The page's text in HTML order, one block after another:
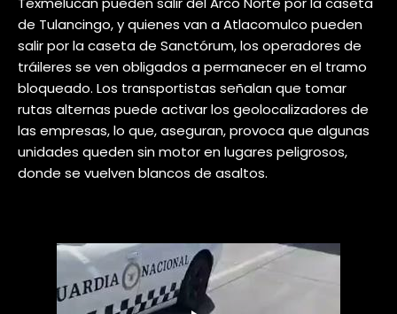
de Tulancingo, y quienes van a Atlacomulco pueden
salir por la caseta de Sanctórum, los operadores de
tráileres se ven obligados a permanecer en el tramo
bloqueado. Los transportistas señalan que tomar
rutas alternas puede activar los geolocalizadores de
las empresas, lo que, aseguran, provoca que algunas
unidades queden sin motor en lugares peligrosos,
donde se vuelven blancos de asaltos.